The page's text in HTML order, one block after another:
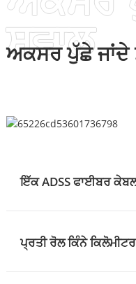
ਅਕਸਰ ਪੁੱਛੇ ਜਾਂਦੇ
ਸਵਾਲ
ਇੱਕ ADSS ਫਾਈਬਰ ਕੇਬਲ
ਪ੍ਰਤੀ ਰੋਲ ਕਿੰਨੇ